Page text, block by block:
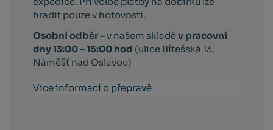
hradit pouze v hotovosti.
Osobní odběr –v našem skladěv pracovní
dny 13:00 – 15:00 hod (ulice Bítešská 13,
Náměšť nad Oslavou)
Více informací o přepravě